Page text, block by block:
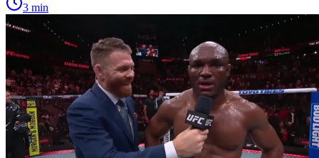
3 min